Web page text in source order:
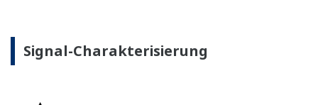
Signal-Charakterisierung